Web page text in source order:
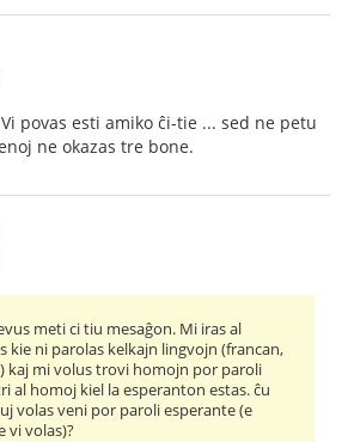
povas esti amiko ĉi-tie ... sed ne petu
ne okazas tre bone.
meti ci tiu mesaĝon. Mi iras al
kie ni parolas kelkajn lingvojn (francan,
kaj mi volus trovi homojn por paroli
al homoj kiel la esperanton estas. ĉu
volas veni por paroli esperante (e
vi volas)?